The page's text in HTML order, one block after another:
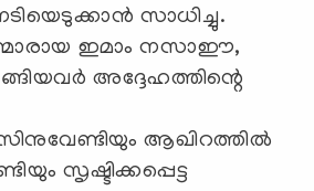
സാധിച്ചു.
ഇമാം നസാഈ,
അദ്ദേഹത്തിന്റെ
ആഖിറത്തില്‍
സൃഷ്ടിക്കപ്പെട്ട